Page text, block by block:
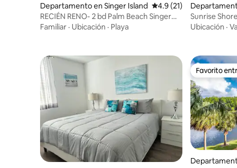
Departamento en Singer Island Calificación promedio:
4.9 (21)
RECIÉN RENO- 2 bd Palm Beach Singer
Resort & spa
Familiar · Ubicación · Playa
each
Sunrise
observa el
Ubicación ·
Favorito
Favorito